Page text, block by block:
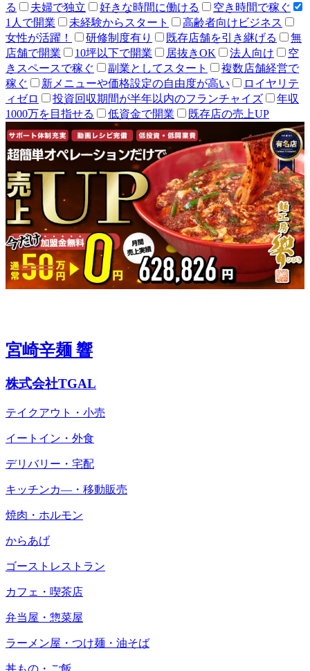
る
夫婦で独立 好きな時間に働ける
空き時間で稼ぐ
1人で開業
未経験からスタート
高齢者向けビジネス
女性が活躍！
研修制度有り 既存店舗を引き継げる
無
店舗で開業
10坪以下で開業 居抜きOK 法人向け
空
きスペースで稼ぐ
副業としてスタート
複数店舗経営で
稼ぐ
新メニューや価格設定の自由度が高い
ロイヤリテ
ィゼロ
投資回収期間が半年以内のフランチャイズ
年収
1000万を目指せる
低資金で開業 既存店の売上UP
宮崎辛麺 響
株式会社TGAL
テイクアウト・小売
イートイン・外食
デリバリー・宅配
キッチンカ―・移動販売
焼肉・ホルモン
からあげ
ゴーストレストラン
カフェ・喫茶店
弁当屋・惣菜屋
ラーメン屋・つけ麺・油そば
丼もの・ご飯